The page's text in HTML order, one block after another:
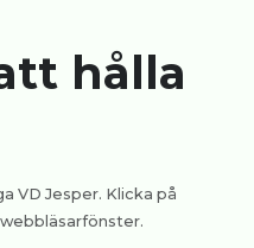
hålla
VD Jesper. Klicka på